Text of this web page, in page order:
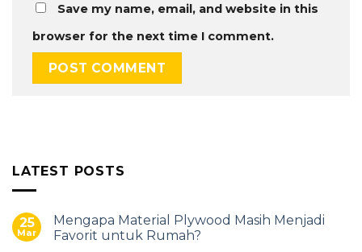
Save my name, email, and website in this
browser for the next time I comment.
LATEST POSTS
25
Mar
Mengapa Material Plywood Masih Menjadi
Favorit untuk Rumah?